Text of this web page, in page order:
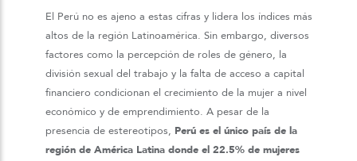
El Perú no es ajeno a estas cifras y lidera los índices más
altos de la región Latinoamérica. Sin embargo, diversos
factores como la percepción de roles de género, la
división sexual del trabajo y la falta de acceso a capital
financiero condicionan el crecimiento de la mujer a nivel
económico y de emprendimiento. A pesar de la
presencia de estereotipos, Perú es el único país de la
región de América Latina donde el 22.5% de mujeres